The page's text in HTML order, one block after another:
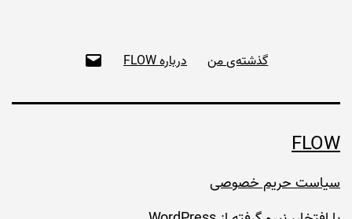
گذشته‌ی من درباره FLOW
FLOW
سیاست حریم خصوصی